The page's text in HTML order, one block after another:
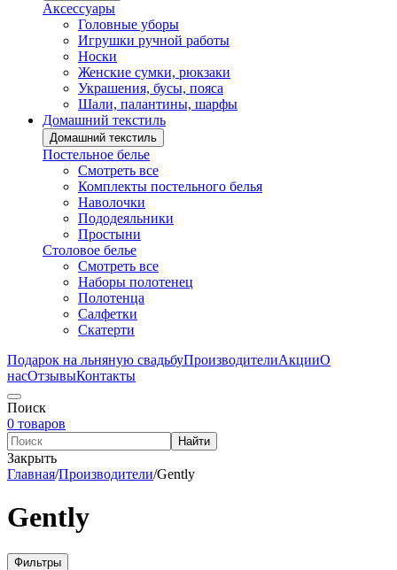
Аксессуары
Головные уборы
Игрушки ручной работы
Носки
Женские сумки, рюкзаки
Украшения, бусы, пояса
Шали, палантины, шарфы
Домашний текстиль
Домашний текстиль
Постельное белье
Смотреть все
Комплекты постельного белья
Наволочки
Пододеяльники
Простыни
Столовое белье
Смотреть все
Наборы полотенец
Полотенца
Салфетки
Скатерти
Подарок на льняную свадьбуПроизводителиАкцииО
насОтзывыКонтакты
Поиск
0 товаров
Найти
Закрыть
Главная/Производители/Gently
Gently
Фильтры